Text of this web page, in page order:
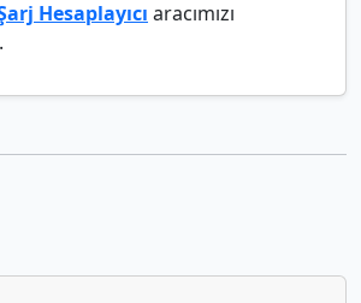
Hesaplayıcı aracımızı